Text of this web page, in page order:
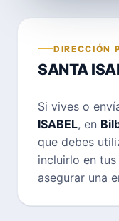
DIRECCIÓN
SANTA
Si vives o
ISABEL, en
que debes
incluirlo en
asegurar una